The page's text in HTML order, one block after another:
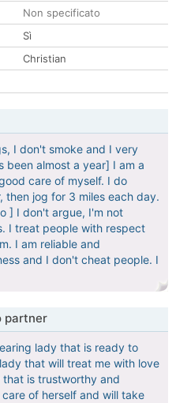
Non specificato
Sì
Christian
I don't smoke and I very
been almost a year] I am a
care of myself. I do
jog for 3 miles each day.
] I don't argue, I'm not
I treat people with respect
I am reliable and
and I don't cheat people. I
partner
lady that is ready to
that will treat me with love
is trustworthy and
of herself and will take